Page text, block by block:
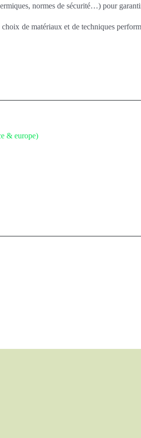
normes de sécurité…) pour
de matériaux et de techniques
& europe)